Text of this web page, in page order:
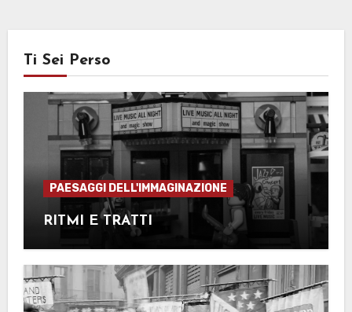
Ti Sei Perso
PAESAGGI DELL'IMMAGINAZIONE
RITMI E TRATTI